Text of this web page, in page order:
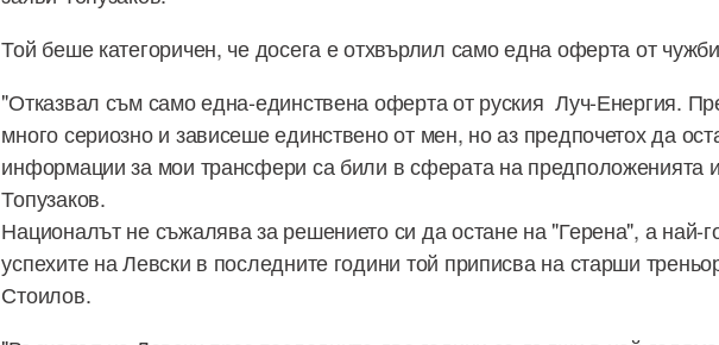
Той беше категоричен, че досега е отхвърлил само една оферта от
"Отказвал съм само една-единствена оферта от руския Луч-Енергия.
много сериозно и зависеше единствено от мен, но аз предпочетох да
информации за мои трансфери са били в сферата на предположенията и
Топузаков.
Националът не съжалява за решението си да остане на "Герена", а най-
успехите на Левски в последните години той приписва на старши
Стоилов.